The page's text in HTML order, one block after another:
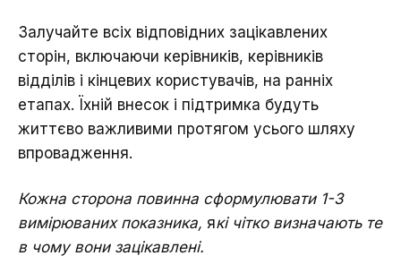
Залучайте всіх відповідних зацікавлених
сторін, включаючи керівників, керівників
відділів і кінцевих користувачів, на ранніх
етапах. Їхній внесок і підтримка будуть
життєво важливими протягом усього шляху
впровадження.
Кожна сторона повинна сформулювати 1-3
вимірюваних показника, які чітко визначають те
в чому вони зацікавлені.